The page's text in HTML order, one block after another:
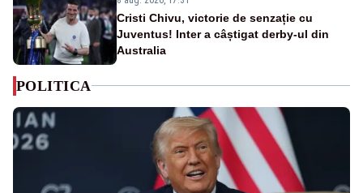
Cristi Chivu, victorie de senzație cu
Juventus! Inter a câștigat derby-ul din
Australia
POLITICA